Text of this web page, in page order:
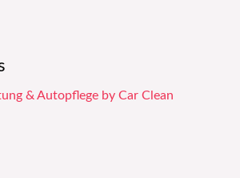
& Autopflege by Car Clean